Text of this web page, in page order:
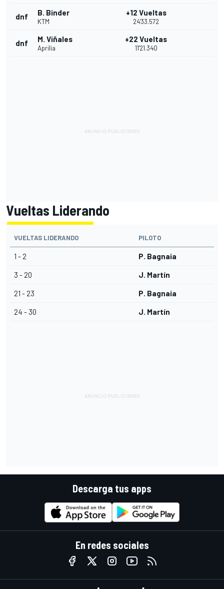
dnf B. Binder
KTM
+12 Vueltas
24'33.572
dnf M. Viñales
Aprilia
+22 Vueltas
11'21.340
Vueltas Liderando
VUELTAS LIDERANDO PILOTO
1 - 2 P. Bagnaia
3 - 20 J. Martín
21 - 23 P. Bagnaia
24 - 30 J. Martín
Descarga tus apps
En redes sociales